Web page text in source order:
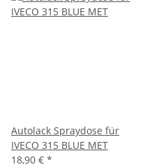
Autolack Spraydose für
IVECO 315 BLUE MET
18,90 € *